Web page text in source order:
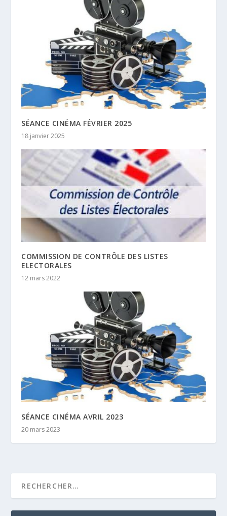
SÉANCE CINÉMA FÉVRIER 2025
18 janvier 2025
COMMISSION DE CONTRÔLE DES LISTES
ELECTORALES
12 mars 2022
SÉANCE CINÉMA AVRIL 2023
20 mars 2023